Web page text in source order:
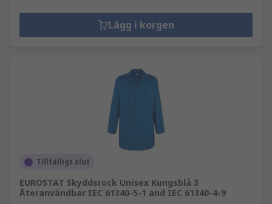
Lägg i korgen
Tillfälligt slut
EUROSTAT Skyddsrock Unisex Kungsblå 3
Återanvändbar IEC 61340-5-1 and IEC 61340-4-9